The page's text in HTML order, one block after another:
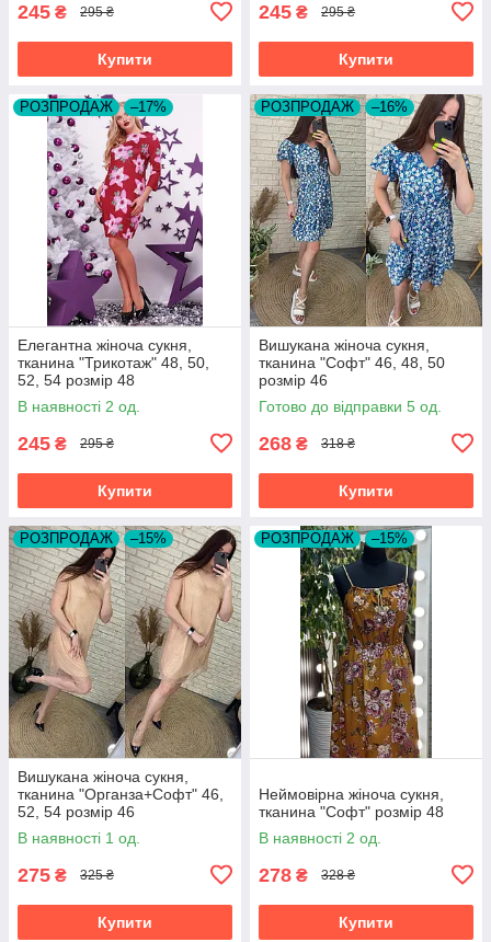
245 ₴ 295 ₴
Купити
245 ₴ 295 ₴
Купити
РОЗПРОДАЖ –17%
Елегантна жіноча сукня,
тканина "Трикотаж" 48, 50,
52, 54 розмір 48
В наявності 2 од.
245 ₴ 295 ₴
Купити
РОЗПРОДАЖ –16%
Вишукана жіноча сукня,
тканина "Софт" 46, 48, 50
розмір 46
Готово до відправки 5 од.
268 ₴ 318 ₴
Купити
РОЗПРОДАЖ –15%
Вишукана жіноча сукня,
тканина "Органза+Софт" 46,
52, 54 розмір 46
В наявності 1 од.
275 ₴ 325 ₴
Купити
РОЗПРОДАЖ –15%
Неймовірна жіноча сукня,
тканина "Софт" розмір 48
В наявності 2 од.
278 ₴ 328 ₴
Купити